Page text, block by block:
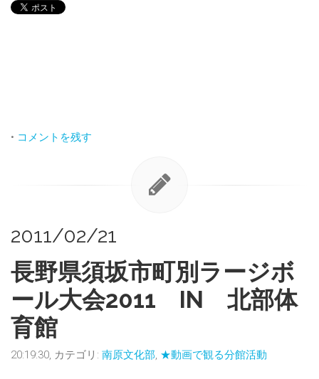
• コメントを残す
2011/02/21
長野県須坂市町別ラージボ
ール大会2011 IN 北部体
育館
20:19:30, カテゴリ: 南原文化部, ★動画で観る分館活動